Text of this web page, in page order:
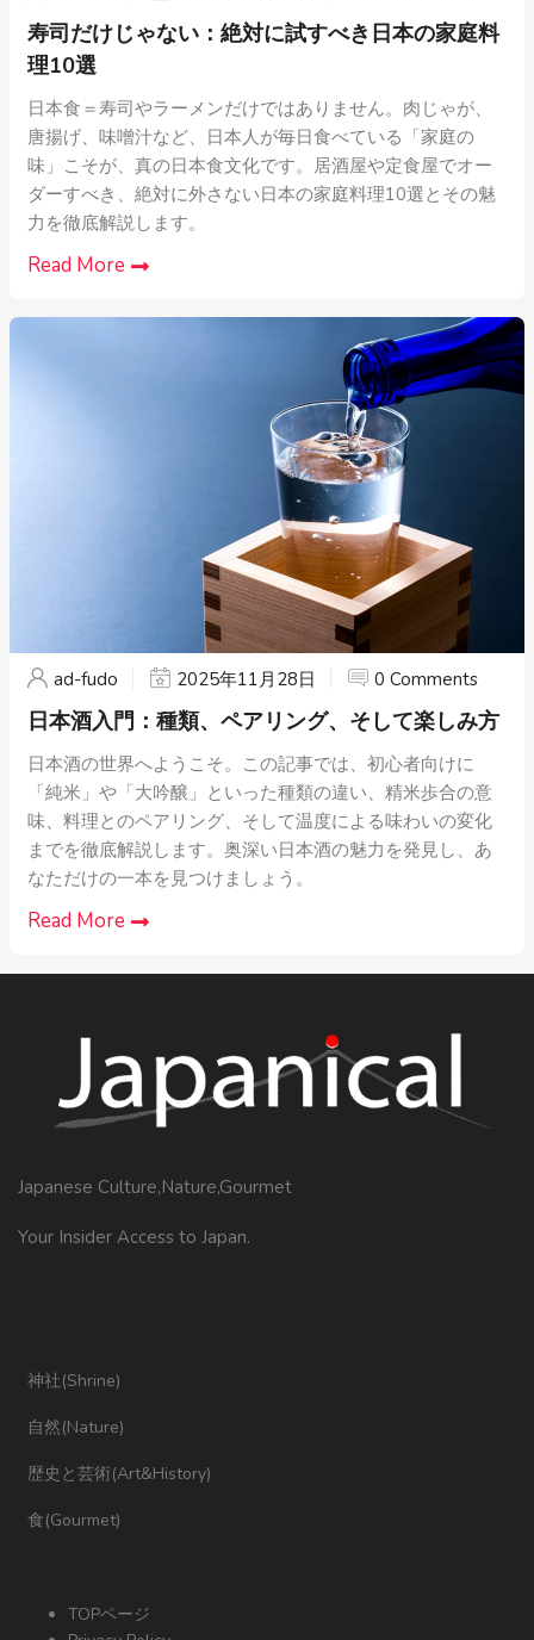
寿司だけじゃない：絶対に試すべき日本の家庭料
理10選
日本食＝寿司やラーメンだけではありません。肉じゃが、
唐揚げ、味噌汁など、日本人が毎日食べている「家庭の
味」こそが、真の日本食文化です。居酒屋や定食屋でオー
ダーすべき、絶対に外さない日本の家庭料理10選とその魅
力を徹底解説します。
Read More
ad-fudo 2025年11月28日 0 Comments
日本酒入門：種類、ペアリング、そして楽しみ方
日本酒の世界へようこそ。この記事では、初心者向けに
「純米」や「大吟醸」といった種類の違い、精米歩合の意
味、料理とのペアリング、そして温度による味わいの変化
までを徹底解説します。奥深い日本酒の魅力を発見し、あ
なただけの一本を見つけましょう。
Read More
Japanese Culture,Nature,Gourmet
Your Insider Access to Japan.
神社(Shrine)
自然(Nature)
歴史と芸術(Art&History)
食(Gourmet)
TOPページ